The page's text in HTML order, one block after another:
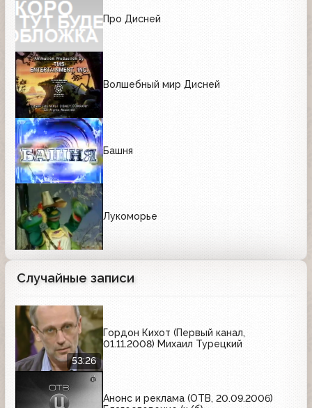
Про Дисней
Волшебный мир Дисней
Башня
Лукоморье
Случайные записи
53:26
Гордон Кихот (Первый канал,
01.11.2008) Михаил Турецкий
Анонс и реклама (ОТВ, 20.09.2006)